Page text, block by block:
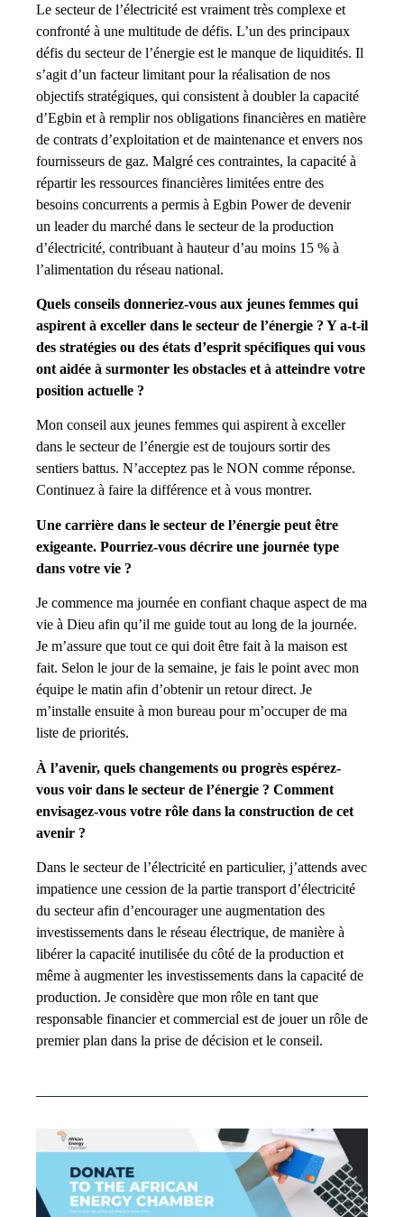
Le secteur de l’électricité est vraiment très complexe et
confronté à une multitude de défis. L’un des principaux
défis du secteur de l’énergie est le manque de liquidités. Il
s’agit d’un facteur limitant pour la réalisation de nos
objectifs stratégiques, qui consistent à doubler la capacité
d’Egbin et à remplir nos obligations financières en matière
de contrats d’exploitation et de maintenance et envers nos
fournisseurs de gaz. Malgré ces contraintes, la capacité à
répartir les ressources financières limitées entre des
besoins concurrents a permis à Egbin Power de devenir
un leader du marché dans le secteur de la production
d’électricité, contribuant à hauteur d’au moins 15 % à
l’alimentation du réseau national.
Quels conseils donneriez-vous aux jeunes femmes qui
aspirent à exceller dans le secteur de l’énergie ? Y a-t-il
des stratégies ou des états d’esprit spécifiques qui vous
ont aidée à surmonter les obstacles et à atteindre votre
position actuelle ?
Mon conseil aux jeunes femmes qui aspirent à exceller
dans le secteur de l’énergie est de toujours sortir des
sentiers battus. N’acceptez pas le NON comme réponse.
Continuez à faire la différence et à vous montrer.
Une carrière dans le secteur de l’énergie peut être
exigeante. Pourriez-vous décrire une journée type
dans votre vie ?
Je commence ma journée en confiant chaque aspect de ma
vie à Dieu afin qu’il me guide tout au long de la journée.
Je m’assure que tout ce qui doit être fait à la maison est
fait. Selon le jour de la semaine, je fais le point avec mon
équipe le matin afin d’obtenir un retour direct. Je
m’installe ensuite à mon bureau pour m’occuper de ma
liste de priorités.
À l’avenir, quels changements ou progrès espérez-
vous voir dans le secteur de l’énergie ? Comment
envisagez-vous votre rôle dans la construction de cet
avenir ?
Dans le secteur de l’électricité en particulier, j’attends avec
impatience une cession de la partie transport d’électricité
du secteur afin d’encourager une augmentation des
investissements dans le réseau électrique, de manière à
libérer la capacité inutilisée du côté de la production et
même à augmenter les investissements dans la capacité de
production. Je considère que mon rôle en tant que
responsable financier et commercial est de jouer un rôle de
premier plan dans la prise de décision et le conseil.